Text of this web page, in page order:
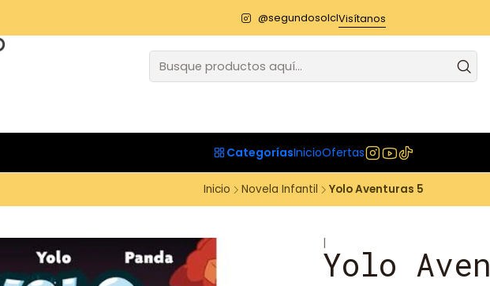
CategoríasInicioOfertas
@segundosolclVisítanos
Inicio Novela Infantil Yolo Aventuras 5
|
Yolo